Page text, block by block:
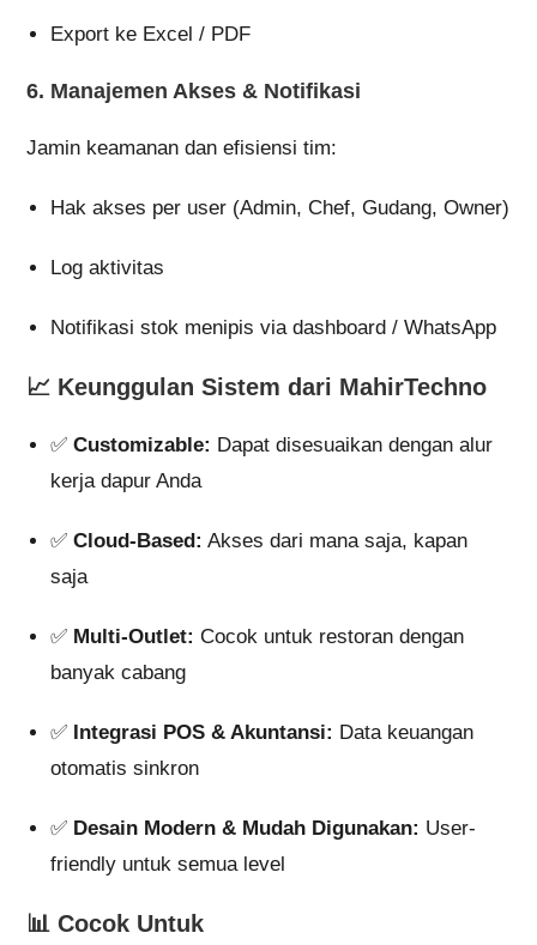
Export ke Excel / PDF
6. Manajemen Akses & Notifikasi
Jamin keamanan dan efisiensi tim:
Hak akses per user (Admin, Chef, Gudang, Owner)
Log aktivitas
Notifikasi stok menipis via dashboard / WhatsApp
📈 Keunggulan Sistem dari MahirTechno
✅Customizable: Dapat disesuaikan dengan alur
kerja dapur Anda
✅Cloud-Based: Akses dari mana saja, kapan
saja
✅ Multi-Outlet: Cocok untuk restoran dengan
banyak cabang
✅ Integrasi POS & Akuntansi: Data keuangan
otomatis sinkron
✅ Desain Modern & Mudah Digunakan: User-
friendly untuk semua level
📊 Cocok Untuk